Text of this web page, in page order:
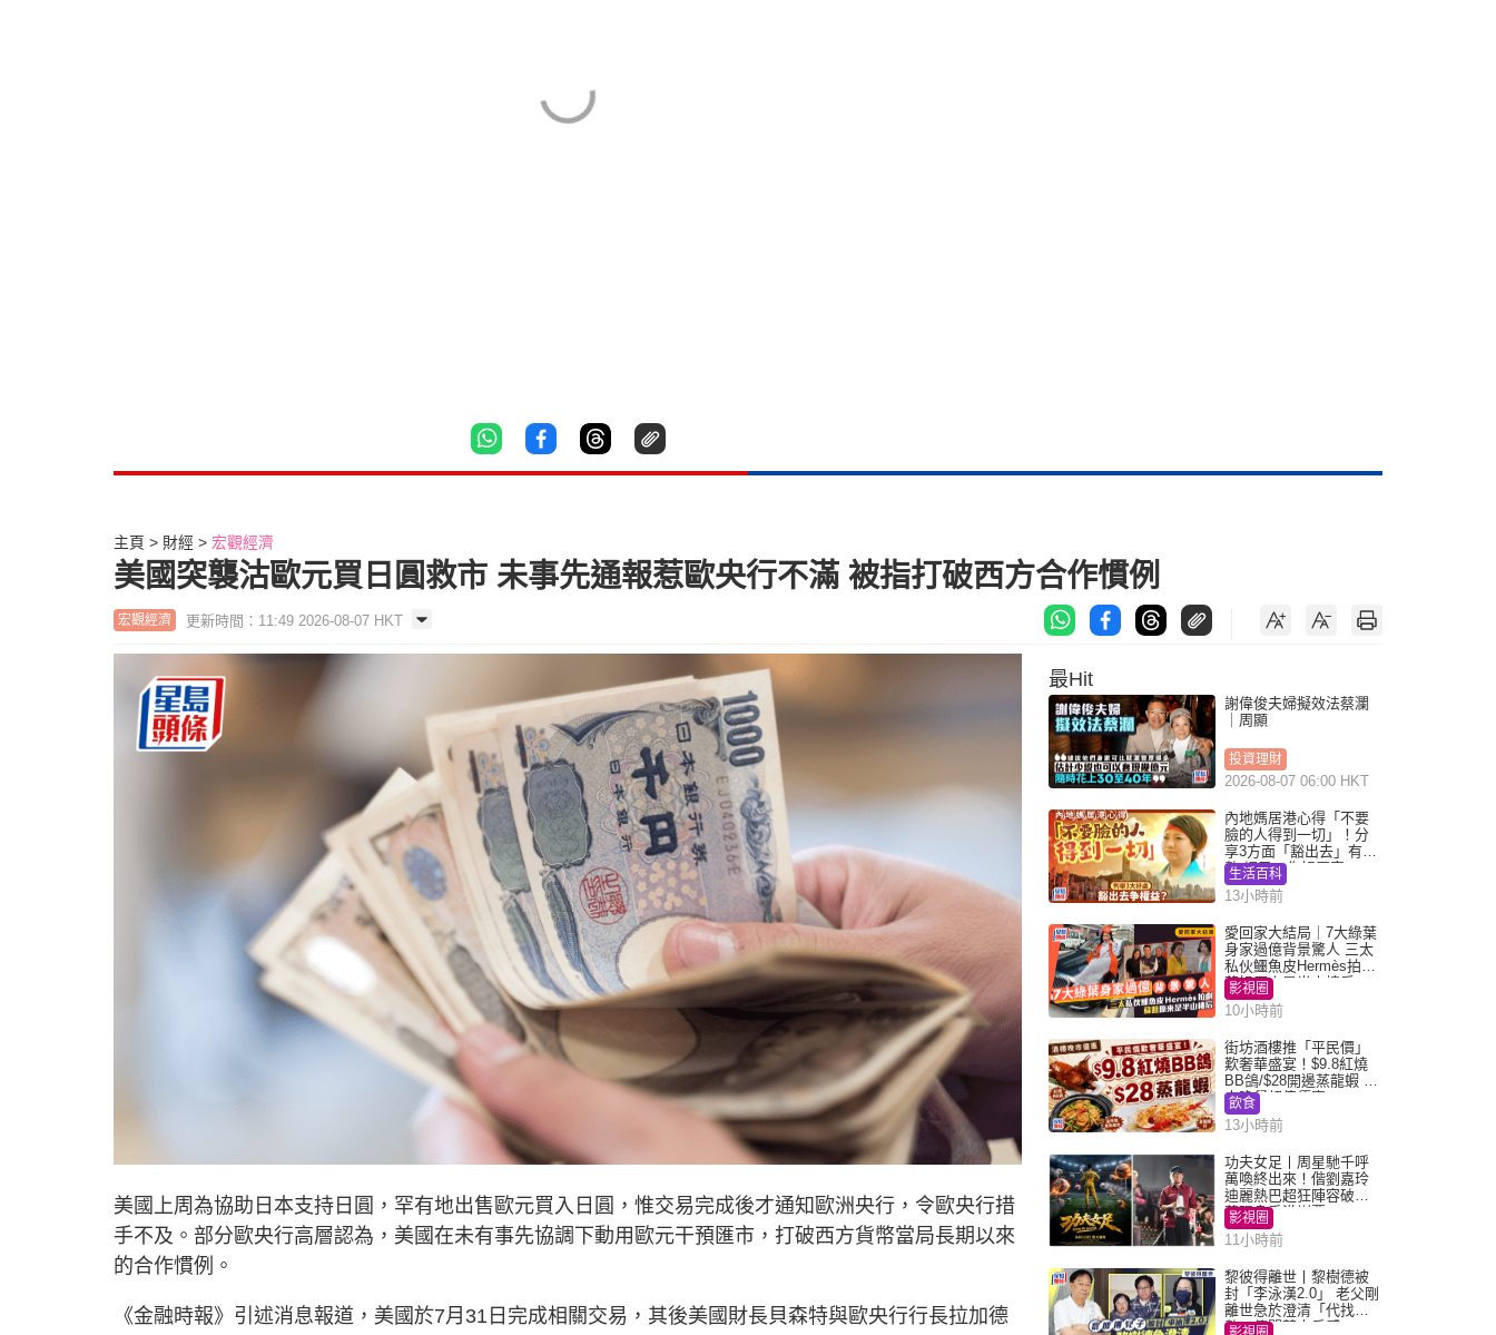
主頁 財經 宏觀經濟
美國突襲沽歐元買日圓救市 未事先通報惹歐央行不滿 被指打破西方合作慣例
宏觀經濟 更新時間：11:49 2026-08-07 HKT
美國上周為協助日本支持日圓，罕有地出售歐元買入日圓，惟交易完成後才通知歐洲央行，令歐央行措
手不及。部分歐央行高層認為，美國在未有事先協調下動用歐元干預匯市，打破西方貨幣當局長期以來
的合作慣例。
《金融時報》引述消息報道，美國於7月31日完成相關交易，其後美國財長貝森特與歐央行行長拉加德
最Hit
謝偉俊夫婦擬效法蔡瀾
｜周顯
投資理財
2026-08-07 06:00 HKT
內地媽居港心得「不要
臉的人得到一切」！分
享3方面「豁出去」有著
數 網民：你好厲害
生活百科
13小時前
愛回家大結局｜7大綠葉
身家過億背景驚人 三太
私伙鱷魚皮Hermès拍劇
蘇姐原來是半山樓后
影視圈
10小時前
街坊酒樓推「平民價」
歎奢華盛宴！$9.8紅燒
BB鴿/$28開邊蒸龍蝦 3
大晚餐超值優惠
飲食
13小時前
功夫女足丨周星馳千呼
萬喚終出來！偕劉嘉玲
迪麗熱巴超狂陣容破天
荒現身香港謝票
影視圈
11小時前
黎彼得離世丨黎樹德被
封「李泳漢2.0」 老父剛
離世急於澄清「代找卡
數」傳聞惹人反感